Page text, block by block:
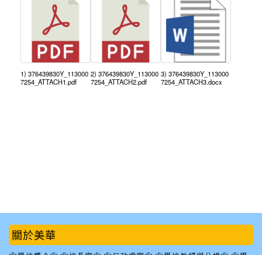
1) 376439830Y_113000
7254_ATTACH1.pdf
2) 376439830Y_113000
7254_ATTACH2.pdf
3) 376439830Y_113000
7254_ATTACH3.docx
::: 關於美華